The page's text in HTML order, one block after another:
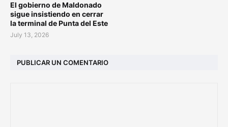
El gobierno de Maldonado
sigue insistiendo en cerrar
la terminal de Punta del Este
July 13, 2026
PUBLICAR UN COMENTARIO